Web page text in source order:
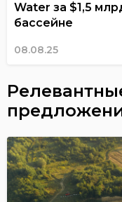
Water за $1,5
бассейне
08.08.25